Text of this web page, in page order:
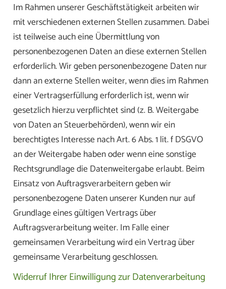
Im Rahmen unserer Geschäftstätigkeit arbeiten wir
mit verschiedenen externen Stellen zusammen. Dabei
ist teilweise auch eine Übermittlung von
personenbezogenen Daten an diese externen Stellen
erforderlich. Wir geben personenbezogene Daten nur
dann an externe Stellen weiter, wenn dies im Rahmen
einer Vertragserfüllung erforderlich ist, wenn wir
gesetzlich hierzu verpflichtet sind (z. B. Weitergabe
von Daten an Steuerbehörden), wenn wir ein
berechtigtes Interesse nach Art. 6 Abs. 1 lit. f DSGVO
an der Weitergabe haben oder wenn eine sonstige
Rechtsgrundlage die Datenweitergabe erlaubt. Beim
Einsatz von Auftragsverarbeitern geben wir
personenbezogene Daten unserer Kunden nur auf
Grundlage eines gültigen Vertrags über
Auftragsverarbeitung weiter. Im Falle einer
gemeinsamen Verarbeitung wird ein Vertrag über
gemeinsame Verarbeitung geschlossen.
Widerruf Ihrer Einwilligung zur Datenverarbeitung